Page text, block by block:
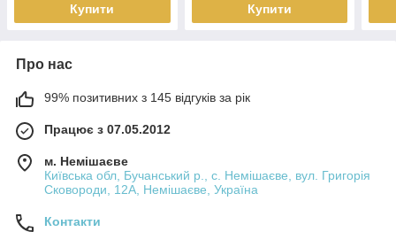
Купити Купити
Про нас
99% позитивних з 145 відгуків за рік
Працює з 07.05.2012
м. Немішаєве
Київська обл, Бучанський р., с. Немішаєве, вул. Григорія
Сковороди, 12А, Немішаєве, Україна
Контакти